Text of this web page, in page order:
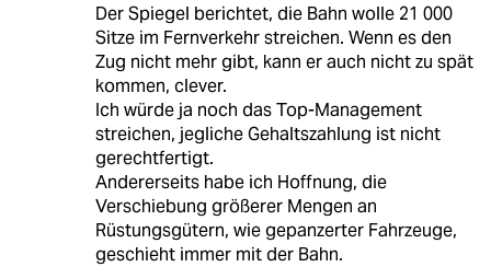
Der Spiegel berichtet, die Bahn wolle 21 000
Sitze im Fernverkehr streichen. Wenn es den
Zug nicht mehr gibt, kann er auch nicht zu spät
kommen, clever.
Ich würde ja noch das Top-Management
streichen, jegliche Gehaltszahlung ist nicht
gerechtfertigt.
Andererseits habe ich Hoffnung, die
Verschiebung größerer Mengen an
Rüstungsgütern, wie gepanzerter Fahrzeuge,
geschieht immer mit der Bahn.